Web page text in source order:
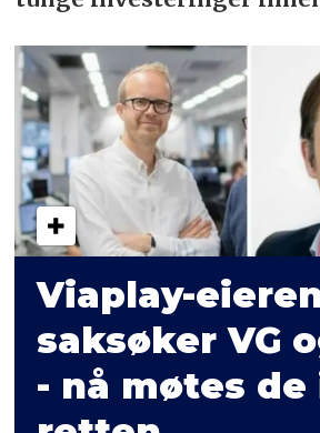
Viaplay-
saksøker VG
- nå møtes de